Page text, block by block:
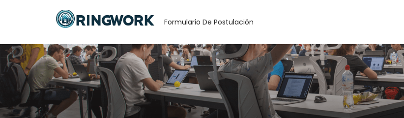
Formulario De Postulación